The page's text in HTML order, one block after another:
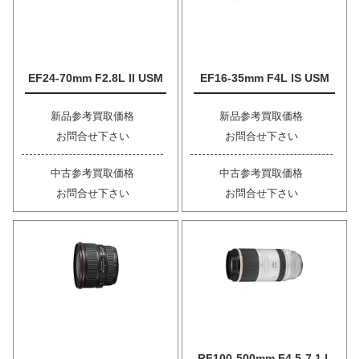
EF24-70mm F2.8L II USM
新品参考買取価格
お問合せ下さい
中古参考買取価格
お問合せ下さい
EF16-35mm F4L IS USM
新品参考買取価格
お問合せ下さい
中古参考買取価格
お問合せ下さい